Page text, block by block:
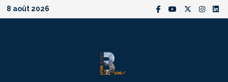
Passer
au
8 août 2026